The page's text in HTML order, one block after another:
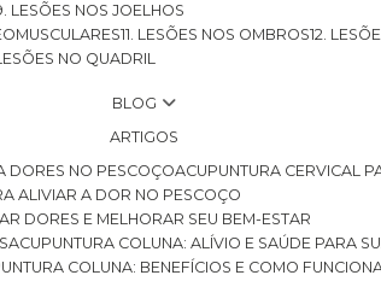
LESÕES NOS JOELHOS
11. LESÕES NOS OMBROS 12.
NO QUADRIL
BLOG
ARTIGOS
DORES NO PESCOÇO
ACUPUNTURA CERVICAL
ALIVIAR A DOR NO PESCOÇO
DORES E MELHORAR SEU BEM-ESTAR
ACUPUNTURA COLUNA: ALÍVIO E SAÚDE PARA
COLUNA: BENEFÍCIOS E COMO